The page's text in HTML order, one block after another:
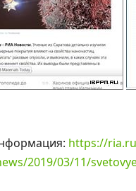
https://
2019/03/11/